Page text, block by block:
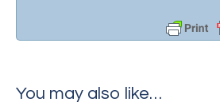
You may also like…